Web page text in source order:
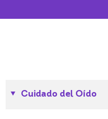
Cuidado del Oído